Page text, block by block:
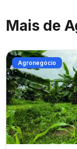
Mais de
Agronegócio